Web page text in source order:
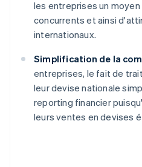
les entreprises un
concurrents et ainsi
internationaux.
Simplification de la
entreprises, le fait de
leur devise nationale
reporting financier
leurs ventes en devises